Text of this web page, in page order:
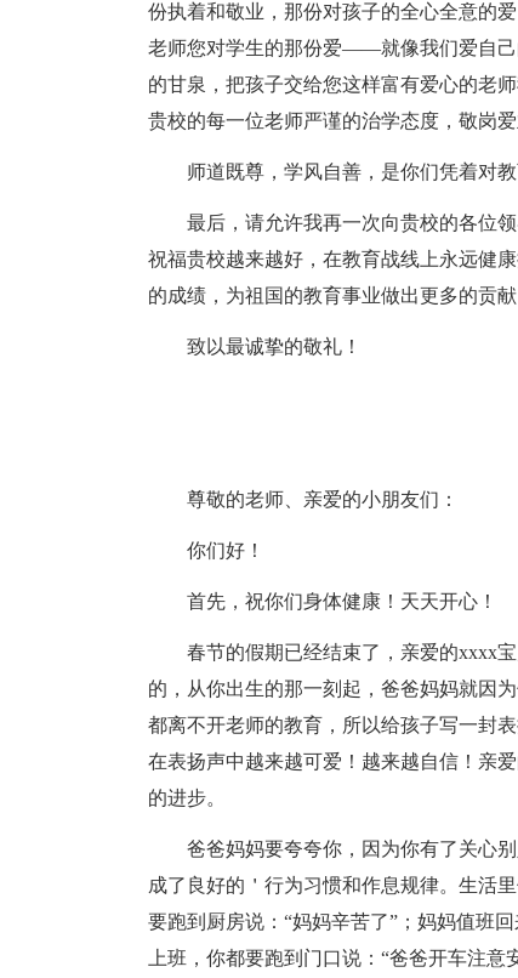
份执着和敬业，那份对孩子的全心全意的
老师您对学生的那份爱——就像我们爱自己
的甘泉，把孩子交给您这样富有爱心的老
贵校的每一位老师严谨的治学态度，敬岗
师道既尊，学风自善，是你们凭着对
最后，请允许我再一次向贵校的各位
祝福贵校越来越好，在教育战线上永远健
的成绩，为祖国的教育事业做出更多的贡献
致以最诚挚的敬礼！
尊敬的老师、亲爱的小朋友们：
你们好！
首先，祝你们身体健康！天天开心！
春节的假期已经结束了，亲爱的xxxx
的，从你出生的那一刻起，爸爸妈妈就因
都离不开老师的教育，所以给孩子写一封
在表扬声中越来越可爱！越来越自信！亲
的进步。
爸爸妈妈要夸夸你，因为你有了关心
成了良好的＇行为习惯和作息规律。生活
要跑到厨房说：“妈妈辛苦了”；妈妈值班
上班，你都要跑到门口说：“爸爸开车注